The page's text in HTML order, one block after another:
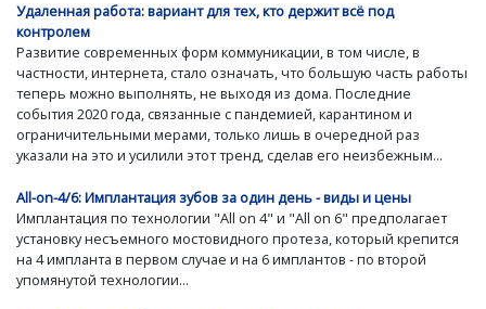
Удаленная работа: вариант для тех, кто держит всё под
контролем
Развитие современных форм коммуникации, в том числе, в
частности, интернета, стало означать, что большую часть работы
теперь можно выполнять, не выходя из дома. Последние
события 2020 года, связанные с пандемией, карантином и
ограничительными мерами, только лишь в очередной раз
указали на это и усилили этот тренд, сделав его неизбежным...
All-on-4/6: Имплантация зубов за один день - виды и цены
Имплантация по технологии "All on 4" и "All on 6" предполагает
установку несъемного мостовидного протеза, который крепится
на 4 импланта в первом случае и на 6 имплантов - по второй
упомянутой технологии...